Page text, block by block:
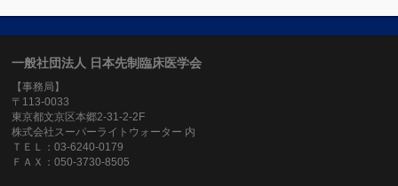
一般社団法人 日本先制臨床医学会
【事務局】
〒113-0033
東京都文京区本郷2-31-2-2F
株式会社スーパーライトウォーター 内
ＴＥＬ：03-6240-0179
ＦＡＸ：050-3730-8505